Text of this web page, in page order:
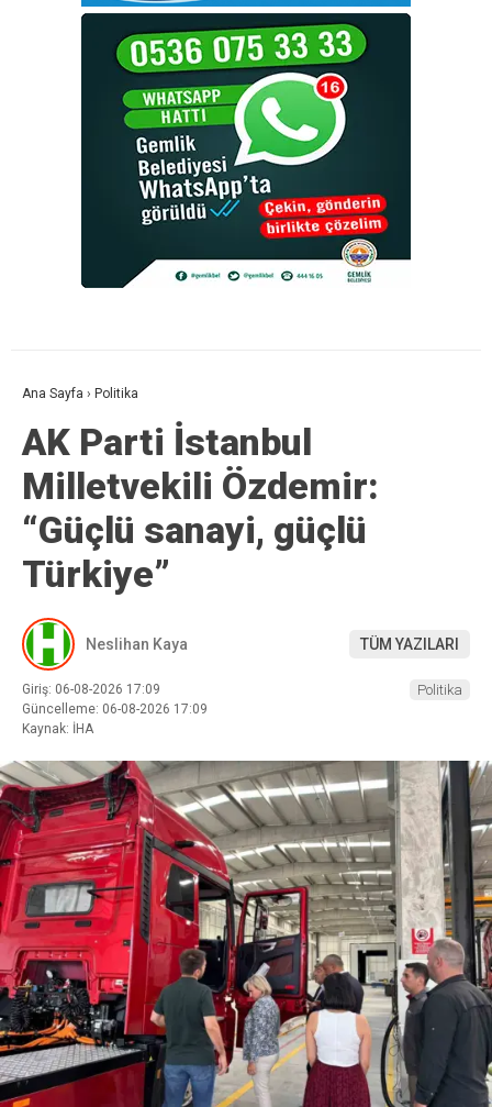
Ana Sayfa › Politika
AK Parti İstanbul
Milletvekili Özdemir:
“Güçlü sanayi, güçlü
Türkiye”
Neslihan Kaya TÜM YAZILARI
Giriş: 06-08-2026 17:09
Güncelleme: 06-08-2026 17:09
Kaynak: İHA
Politika